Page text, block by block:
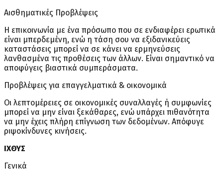
Αισθηματικές Προβλέψεις
Η επικοινωνία με ένα πρόσωπο που σε ενδιαφέρει ερωτικά
είναι μπερδεμένη, ενώ η τάση σου να εξιδανικεύεις
καταστάσεις μπορεί να σε κάνει να ερμηνεύσεις
λανθασμένα τις προθέσεις των άλλων. Είναι σημαντικό να
αποφύγεις βιαστικά συμπεράσματα.
Προβλέψεις για επαγγελματικά & οικονομικά
Οι λεπτομέρειες σε οικονομικές συναλλαγές ή συμφωνίες
μπορεί να μην είναι ξεκάθαρες, ενώ υπάρχει πιθανότητα
να μην έχεις πλήρη επίγνωση των δεδομένων. Απόφυγε
ριψοκίνδυνες κινήσεις.
ΙΧΘΥΣ
Γενικά